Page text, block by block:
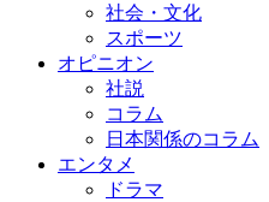
社会・文化
スポーツ
オピニオン
社説
コラム
日本関係のコラム
エンタメ
ドラマ